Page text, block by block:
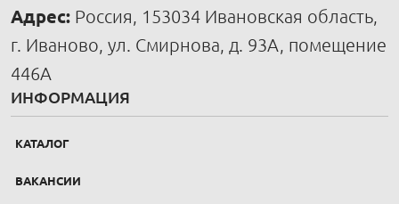
Адрес: Россия, 153034 Ивановская область,
г. Иваново, ул. Смирнова, д. 93А, помещение
446А
ИНФОРМАЦИЯ
КАТАЛОГ
ВАКАНСИИ